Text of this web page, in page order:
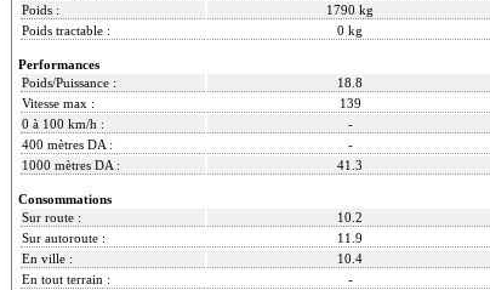
Poids :
1790 kg
Poids tractable :
0 kg
Performances
Poids/Puissance :
18.8
Vitesse max :
139
0 à 100 km/h :
-
400 mètres DA :
-
1000 mètres DA :
41.3
Consommations
Sur route :
10.2
Sur autoroute :
11.9
En ville :
10.4
En tout terrain :
-